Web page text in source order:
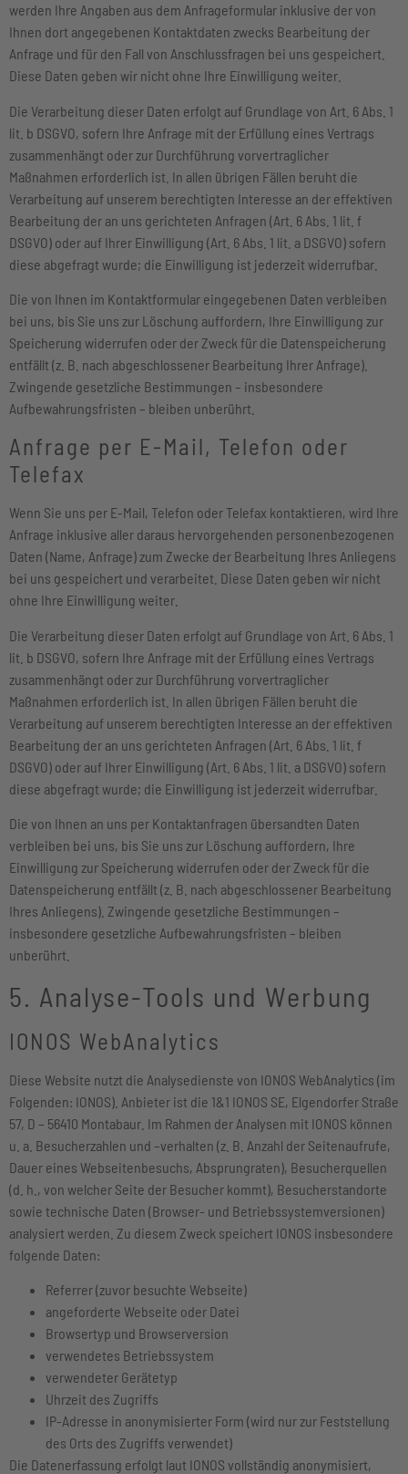
werden Ihre Angaben aus dem Anfrageformular inklusive der von
Ihnen dort angegebenen Kontaktdaten zwecks Bearbeitung der
Anfrage und für den Fall von Anschlussfragen bei uns gespeichert.
Diese Daten geben wir nicht ohne Ihre Einwilligung weiter.
Die Verarbeitung dieser Daten erfolgt auf Grundlage von Art. 6 Abs. 1
lit. b DSGVO, sofern Ihre Anfrage mit der Erfüllung eines Vertrags
zusammenhängt oder zur Durchführung vorvertraglicher
Maßnahmen erforderlich ist. In allen übrigen Fällen beruht die
Verarbeitung auf unserem berechtigten Interesse an der effektiven
Bearbeitung der an uns gerichteten Anfragen (Art. 6 Abs. 1 lit. f
DSGVO) oder auf Ihrer Einwilligung (Art. 6 Abs. 1 lit. a DSGVO) sofern
diese abgefragt wurde; die Einwilligung ist jederzeit widerrufbar.
Die von Ihnen im Kontaktformular eingegebenen Daten verbleiben
bei uns, bis Sie uns zur Löschung auffordern, Ihre Einwilligung zur
Speicherung widerrufen oder der Zweck für die Datenspeicherung
entfällt (z. B. nach abgeschlossener Bearbeitung Ihrer Anfrage).
Zwingende gesetzliche Bestimmungen – insbesondere
Aufbewahrungsfristen – bleiben unberührt.
Anfrage per E-Mail, Telefon oder
Telefax
Wenn Sie uns per E-Mail, Telefon oder Telefax kontaktieren, wird Ihre
Anfrage inklusive aller daraus hervorgehenden personenbezogenen
Daten (Name, Anfrage) zum Zwecke der Bearbeitung Ihres Anliegens
bei uns gespeichert und verarbeitet. Diese Daten geben wir nicht
ohne Ihre Einwilligung weiter.
Die Verarbeitung dieser Daten erfolgt auf Grundlage von Art. 6 Abs. 1
lit. b DSGVO, sofern Ihre Anfrage mit der Erfüllung eines Vertrags
zusammenhängt oder zur Durchführung vorvertraglicher
Maßnahmen erforderlich ist. In allen übrigen Fällen beruht die
Verarbeitung auf unserem berechtigten Interesse an der effektiven
Bearbeitung der an uns gerichteten Anfragen (Art. 6 Abs. 1 lit. f
DSGVO) oder auf Ihrer Einwilligung (Art. 6 Abs. 1 lit. a DSGVO) sofern
diese abgefragt wurde; die Einwilligung ist jederzeit widerrufbar.
Die von Ihnen an uns per Kontaktanfragen übersandten Daten
verbleiben bei uns, bis Sie uns zur Löschung auffordern, Ihre
Einwilligung zur Speicherung widerrufen oder der Zweck für die
Datenspeicherung entfällt (z. B. nach abgeschlossener Bearbeitung
Ihres Anliegens). Zwingende gesetzliche Bestimmungen –
insbesondere gesetzliche Aufbewahrungsfristen – bleiben
unberührt.
5. Analyse-Tools und Werbung
IONOS WebAnalytics
Diese Website nutzt die Analysedienste von IONOS WebAnalytics (im
Folgenden: IONOS). Anbieter ist die 1&1 IONOS SE, Elgendorfer Straße
57, D – 56410 Montabaur. Im Rahmen der Analysen mit IONOS können
u. a. Besucherzahlen und –verhalten (z. B. Anzahl der Seitenaufrufe,
Dauer eines Webseitenbesuchs, Absprungraten), Besucherquellen
(d. h., von welcher Seite der Besucher kommt), Besucherstandorte
sowie technische Daten (Browser- und Betriebssystemversionen)
analysiert werden. Zu diesem Zweck speichert IONOS insbesondere
folgende Daten:
Referrer (zuvor besuchte Webseite)
angeforderte Webseite oder Datei
Browsertyp und Browserversion
verwendetes Betriebssystem
verwendeter Gerätetyp
Uhrzeit des Zugriffs
IP-Adresse in anonymisierter Form (wird nur zur Feststellung
des Orts des Zugriffs verwendet)
Die Datenerfassung erfolgt laut IONOS vollständig anonymisiert,